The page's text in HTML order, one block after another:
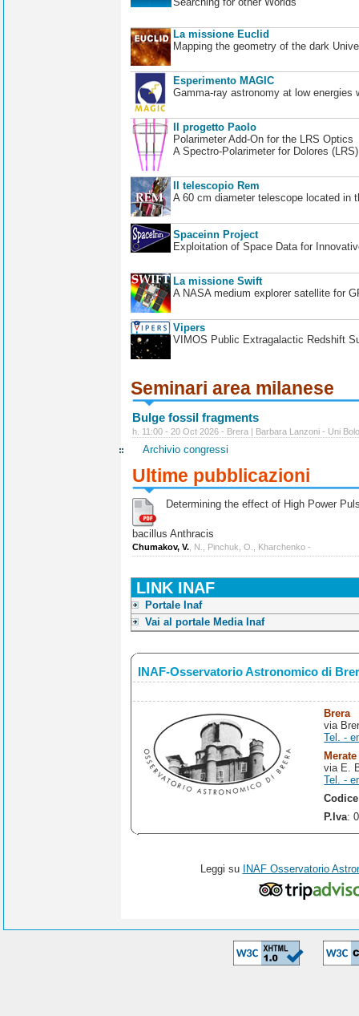
La missione Euclid
Mapping the geometry of the dark
Esperimento MAGIC
Gamma-ray astronomy at low energies
Il progetto Paolo
Polarimeter Add-On for the LRS Optics
A Spectro-Polarimeter for Dolores
Il telescopio Rem
A 60 cm diameter telescope located in
Spaceinn Project
Exploitation of Space Data for
La missione Swift
A NASA medium explorer satellite for
Vipers
VIMOS Public Extragalactic Redshift
Seminari area milanese
Bulge fossil fragments
h. 11:00 - 20 Oct 2026 - Brera | Barbara Lanzoni - Uni
Archivio congressi
Ultime pubblicazioni
Determining the effect of High Power
bacillus Anthracis
Chumakov, V. , N., Pinchuk, O., Kharchenko -
LINK INAF
Portale Inaf
Vai al portale Media Inaf
INAF-Osservatorio Astronomico di
Brera
via
Tel. -
Merate
via E.
Tel. -
P.Iva:
Leggi su INAF Osservatorio